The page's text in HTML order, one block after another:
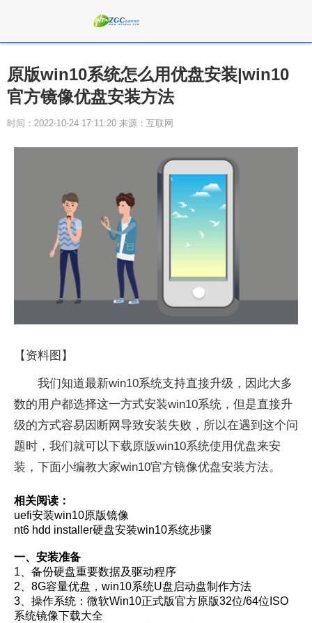
原版win10系统怎么用优盘安装|win10
官方镜像优盘安装方法
时间：2022-10-24 17:11:20 来源：互联网
【资料图】
我们知道最新win10系统支持直接升级，因此大多
数的用户都选择这一方式安装win10系统，但是直接升
级的方式容易因断网导致安装失败，所以在遇到这个问
题时，我们就可以下载原版win10系统使用优盘来安
装，下面小编教大家win10官方镜像优盘安装方法。
相关阅读：
uefi安装win10原版镜像
nt6 hdd installer硬盘安装win10系统步骤
一、安装准备
1、备份硬盘重要数据及驱动程序
2、8G容量优盘，win10系统U盘启动盘制作方法
3、操作系统：微软Win10正式版官方原版32位/64位ISO
系统镜像下载大全